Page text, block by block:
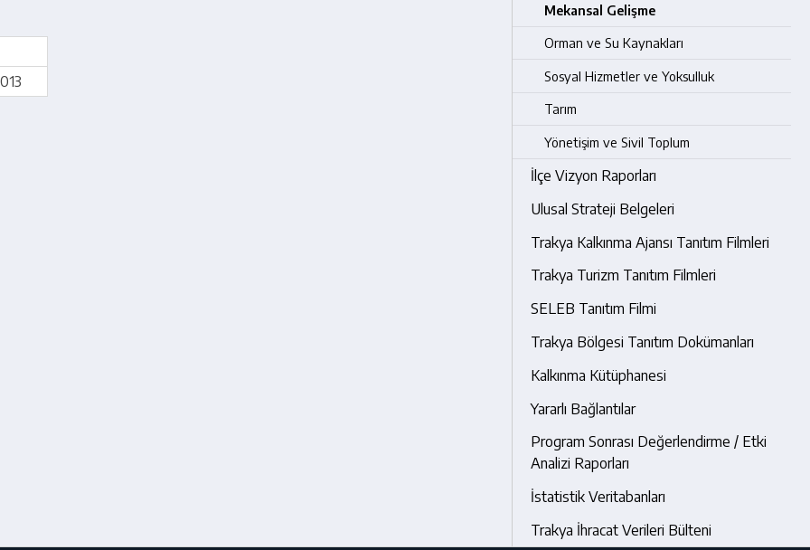
Mekansal Gelişme
Orman ve Su Kaynakları
Sosyal Hizmetler ve Yoksulluk
Tarım
Yönetişim ve Sivil Toplum
İlçe Vizyon Raporları
Ulusal Strateji Belgeleri
Trakya Kalkınma Ajansı Tanıtım Filmleri
Trakya Turizm Tanıtım Filmleri
SELEB Tanıtım Filmi
Trakya Bölgesi Tanıtım Dokümanları
Kalkınma Kütüphanesi
Yararlı Bağlantılar
Program Sonrası Değerlendirme / Etki
Analizi Raporları
İstatistik Veritabanları
Trakya İhracat Verileri Bülteni